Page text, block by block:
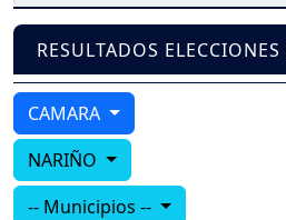
RESULTADOS
CAMARA
NARIÑO
-- Municipios --